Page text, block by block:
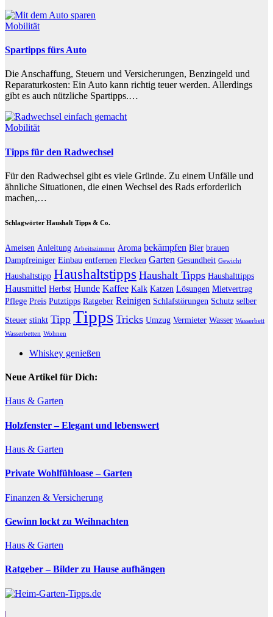
Mobilität
Spartipps fürs Auto
Die Anschaffung, Steuern und Versicherungen, Benzingeld und
Reparaturkosten: Ein Auto kann richtig teuer werden. Allerdings
gibt es auch nützliche Spartipps.…
Mobilität
Tipps für den Radwechsel
Für den Radwechsel gibt es viele Gründe. Zu einem Unfälle und
ähnliche Situationen, die einen Wechsel des Rads erforderlich
machen,…
Schlagwörter Haushalt Tipps & Co.
Ameisen Anleitung Arbeitszimmer Aroma bekämpfen Bier brauen
Dampfreiniger Einbau entfernen Flecken Garten Gesundheit Gewicht
Haushaltstipp Haushaltstipps Haushalt Tipps Haushalttipps
Hausmittel Herbst Hunde Kaffee Kalk Katzen Lösungen Mietvertrag
Pflege Preis Putztipps Ratgeber Reinigen Schlafstörungen Schutz selber
Steuer stinkt Tipp Tipps Tricks Umzug Vermieter Wasser Wasserbett
Wasserbetten Wohnen
Whiskey genießen
Neue Artikel für Dich:
Haus & Garten
Holzfenster – Elegant und lebenswert
Haus & Garten
Private Wohlfühloase – Garten
Finanzen & Versicherung
Gewinn lockt zu Weihnachten
Haus & Garten
Ratgeber – Bilder zu Hause aufhängen
|